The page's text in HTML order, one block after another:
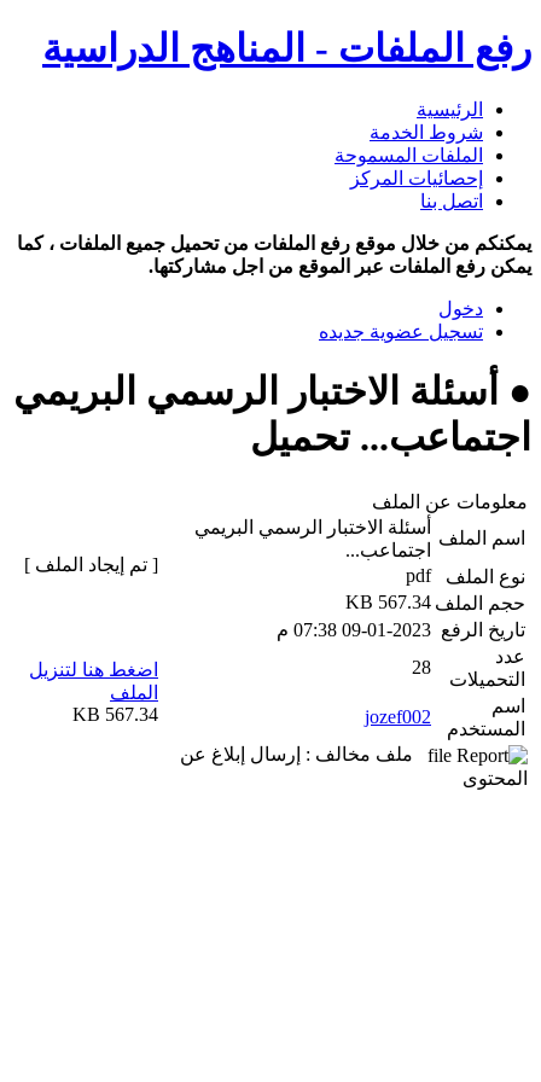
رفع الملفات - المناهج الدراسية
الرئيسية
شروط الخدمة
الملفات المسموحة
إحصائيات المركز
اتصل بنا
يمكنكم من خلال موقع رفع الملفات من تحميل جميع الملفات ، كما
يمكن رفع الملفات عبر الموقع من اجل مشاركتها.
دخول
تسجيل عضوية جديده
● أسئلة الاختبار الرسمي البريمي
اجتماعب... تحميل
معلومات عن الملف
اسم الملف
أسئلة الاختبار الرسمي البريمي
اجتماعب...
نوع الملف
pdf
حجم الملف 567.34 KB
تاريخ الرفع 09-01-2023 07:38 م
عدد
التحميلات
28
اسم
المستخدم
jozef002
ملف مخالف : إرسال إبلاغ عن
المحتوى
[ تم إيجاد الملف ]
اضغط هنا لتنزيل
الملف
567.34 KB